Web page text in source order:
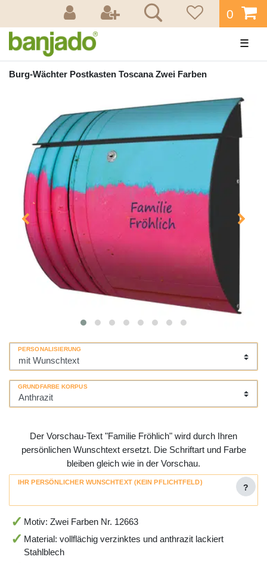
0
☰
Burg-Wächter Postkasten Toscana Zwei Farben
PERSONALISIERUNG
GRUNDFARBE KORPUS
Der Vorschau-Text "Familie Fröhlich" wird durch Ihren
persönlichen Wunschtext ersetzt. Die Schriftart und Farbe
bleiben gleich wie in der Vorschau.
IHR PERSÖNLICHER WUNSCHTEXT (KEIN PFLICHTFELD)
?
Motiv: Zwei Farben Nr. 12663
Material: vollflächig verzinktes und anthrazit lackiert
Stahlblech